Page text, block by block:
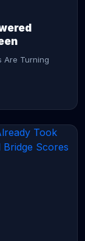
Are Turning